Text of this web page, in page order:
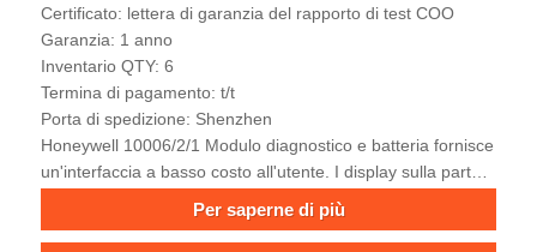
Certificato: lettera di garanzia del rapporto di test COO
Garanzia: 1 anno
Inventario QTY: 6
Termina di pagamento: t/t
Porta di spedizione: Shenzhen
Honeywell 10006/2/1 Modulo diagnostico e batteria fornisce
un'interfaccia a basso costo all'utente. I display sulla parte
anteriore del modulo vengono utilizzati per visualizzare i
messaggi sui guasti trovati dalle routine diagnostiche. Il
Per saperne di più